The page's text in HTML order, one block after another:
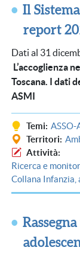
Il
report
Dati al 31
L’accoglienza
Toscana. I dati
ASMI
Temi ASSO-
Territori
Attività
Ricerca e
Collana Infanzia,